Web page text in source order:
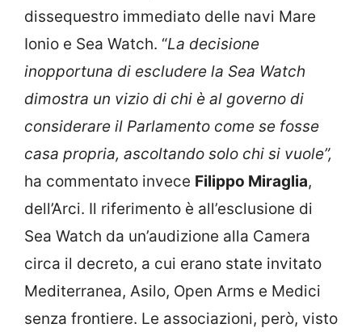
dissequestro immediato delle navi Mare
Ionio e Sea Watch. “La decisione
inopportuna di escludere la Sea Watch
dimostra un vizio di chi è al governo di
considerare il Parlamento come se fosse
casa propria, ascoltando solo chi si vuole”,
ha commentato invece Filippo Miraglia,
dell’Arci. Il riferimento è all’esclusione di
Sea Watch da un’audizione alla Camera
circa il decreto, a cui erano state invitato
Mediterranea, Asilo, Open Arms e Medici
senza frontiere. Le associazioni, però, visto